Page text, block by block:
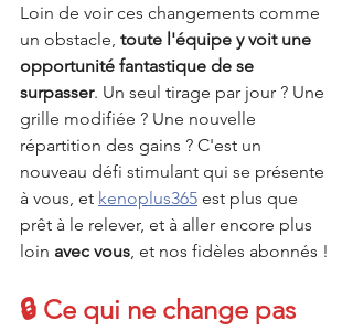
Loin de voir ces changements comme
un obstacle, toute l'équipe y voit une
opportunité fantastique de se
surpasser. Un seul tirage par jour ? Une
grille modifiée ? Une nouvelle
répartition des gains ? C'est un
nouveau défi stimulant qui se présente
à vous, et kenoplus365 est plus que
prêt à le relever, et à aller encore plus
loin avec vous , et nos fidèles abonnés !
🔒 Ce qui ne change pas